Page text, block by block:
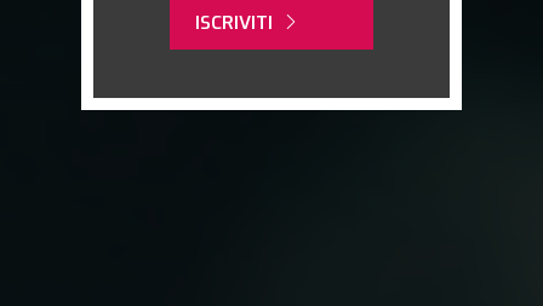
ISCRIVITI